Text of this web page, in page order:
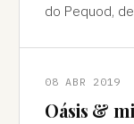
do Pequod,
compreens
08 ABR 2019
Oásis &